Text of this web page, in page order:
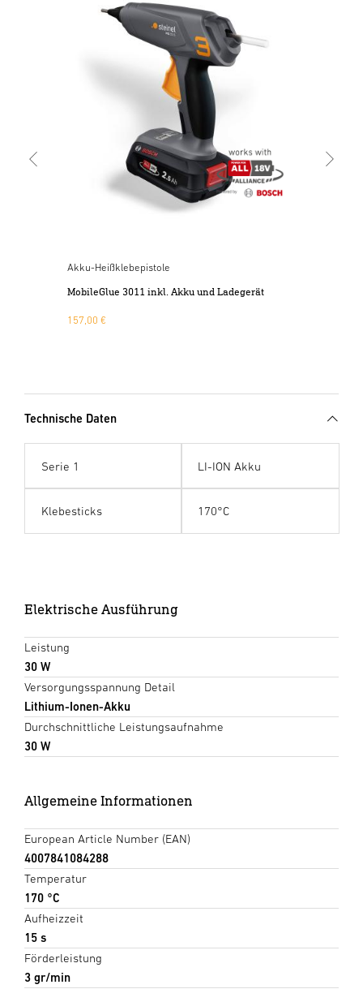
Akku-Heißklebepistole
MobileGlue 3011 inkl. Akku und Ladegerät
157,00 €
Technische Daten
Serie 1 LI-ION Akku
Klebesticks 170°C
Elektrische Ausführung
Leistung
30 W
Versorgungsspannung Detail
Lithium-Ionen-Akku
Durchschnittliche Leistungsaufnahme
30 W
Allgemeine Informationen
European Article Number (EAN)
4007841084288
Temperatur
170 °C
Aufheizzeit
15 s
Förderleistung
3 gr/min